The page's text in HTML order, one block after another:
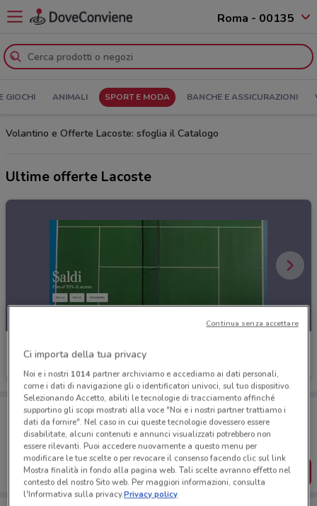
Roma - 00135
GIOCHI ANIMALI SPORT E MODA BANCHE E ASSICURAZIONI
Volantino e Offerte Lacoste: sfoglia il Catalogo
Ultime offerte Lacoste
Lacoste
Scade il 31/08
Porta DoveConviene sempre con te!
Puoi trovare le migliori offerte dei negozi vicino a te,
salvarle e creare la tua lista del risparmio, comodamente
dal tuo cellulare.
SCARICA L’APP
Ci importa della tua privacy
Noi e i nostri 1014partner archiviamo e accediamo ai dati personali,
come i dati di navigazione gli o identificatori univoci, sul tuo dispositivo.
Selezionando Accetto, abiliti le tecnologie di tracciamento affinché
supportino gli scopi mostrati alla voce "Noi e i nostri partner trattiamo i
dati da fornire". Nel caso in cui queste tecnologie dovessero essere
disabilitate, alcuni contenuti e annunci visualizzati potrebbero non
essere rilevanti. Puoi accedere nuovamente a questo menu per
modificare le tue scelte o per revocare il consenso facendo clic sul link
Mostra finalità in fondo alla pagina web. Tali scelte avranno effetto nel
contesto del nostro Sito web. Per maggiori informazioni, consulta
l'Informativa sulla privacy.Privacy policy
Continua senza accettare